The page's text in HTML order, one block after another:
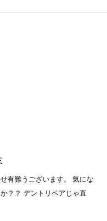
有難うございます。 気にな
？？ デントリペアじゃ直